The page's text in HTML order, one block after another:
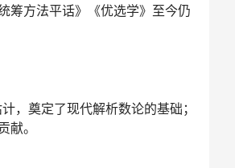
筹方法平话》《优选学》至今仍
，奠定了现代解析数论的基础；
。